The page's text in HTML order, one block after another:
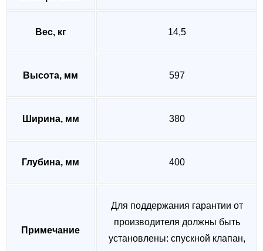
Вес, кг 14,5
Высота, мм 597
Ширина, мм 380
Глубина, мм 400
Примечание
Для поддержания гарантии от
производителя должны быть
установлены: спускной клапан,